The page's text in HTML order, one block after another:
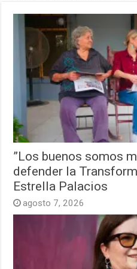
”Los buenos somos
defender la
Estrella Palacios
agosto 7, 2026